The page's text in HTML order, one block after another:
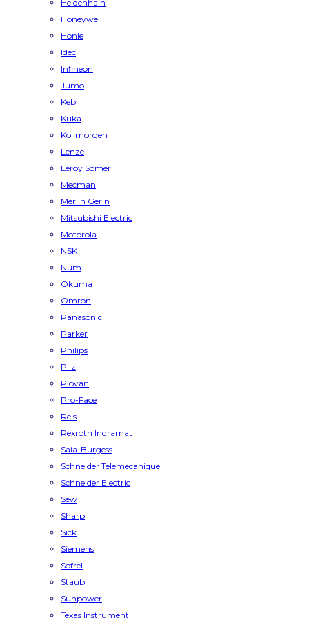
Heidenhain
Honeywell
Honle
Idec
Infineon
Jumo
Keb
Kuka
Kollmorgen
Lenze
Leroy Somer
Mecman
Merlin Gerin
Mitsubishi Electric
Motorola
NSK
Num
Okuma
Omron
Panasonic
Parker
Philips
Pilz
Piovan
Pro-Face
Reis
Rexroth Indramat
Saia-Burgess
Schneider Telemecanique
Schneider Electric
Sew
Sharp
Sick
Siemens
Sofrel
Staubli
Sunpower
Texas Instrument